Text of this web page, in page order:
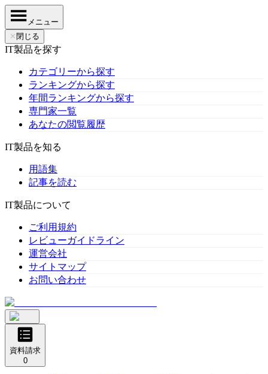
メニュー
✕ 閉じる
IT製品を探す
カテゴリーから探す
ランキングから探す
年間ランキングから探す
専門家一覧
あなたの閲覧履歴
IT製品を知る
用語集
記事を読む
IT製品について
ご利用規約
レビューガイドライン
運営会社
サイトマップ
お問い合わせ
資料請求
0